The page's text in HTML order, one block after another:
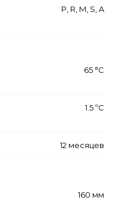
P, R, M, S, A
65 °С
1.5 ºС
12 месяцев
160 мм